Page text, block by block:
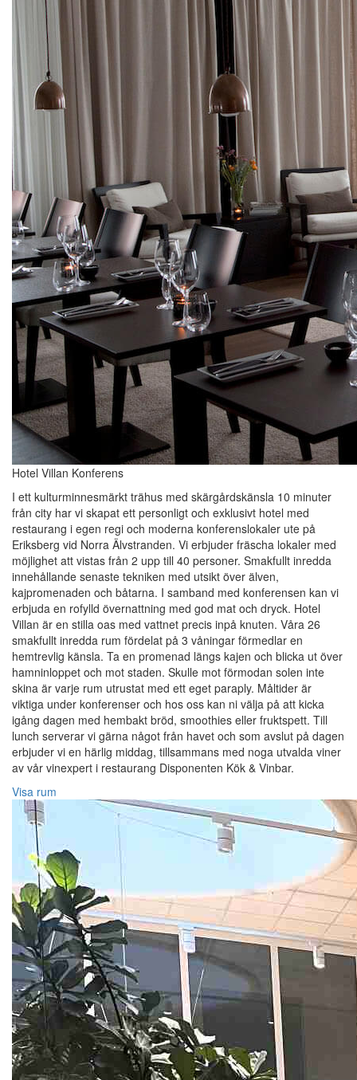
Hotel Villan Konferens
I ett kulturminnesmärkt trähus med skärgårdskänsla 10 minuter
från city har vi skapat ett personligt och exklusivt hotel med
restaurang i egen regi och moderna konferenslokaler ute på
Eriksberg vid Norra Älvstranden. Vi erbjuder fräscha lokaler med
möjlighet att vistas från 2 upp till 40 personer. Smakfullt inredda
innehållande senaste tekniken med utsikt över älven,
kajpromenaden och båtarna. I samband med konferensen kan vi
erbjuda en rofylld övernattning med god mat och dryck. Hotel
Villan är en stilla oas med vattnet precis inpå knuten. Våra 26
smakfullt inredda rum fördelat på 3 våningar förmedlar en
hemtrevlig känsla. Ta en promenad längs kajen och blicka ut över
hamninloppet och mot staden. Skulle mot förmodan solen inte
skina är varje rum utrustat med ett eget paraply. Måltider är
viktiga under konferenser och hos oss kan ni välja på att kicka
igång dagen med hembakt bröd, smoothies eller fruktspett. Till
lunch serverar vi gärna något från havet och som avslut på dagen
erbjuder vi en härlig middag, tillsammans med noga utvalda viner
av vår vinexpert i restaurang Disponenten Kök & Vinbar.
Visa rum